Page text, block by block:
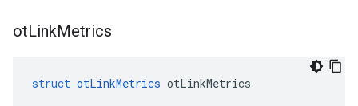
otLinkMetrics
struct otLinkMetrics otLinkMetrics